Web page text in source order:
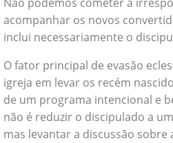
acompanhar os novos
inclui necessariamente o
O fator principal de evasão
igreja em levar os recém
de um programa intencional e
não é reduzir o discipulado a
mas levantar a discussão sobre